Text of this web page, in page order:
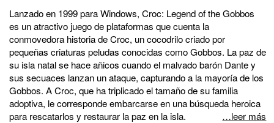
Lanzado en 1999 para Windows, Croc: Legend of the Gobbos
es un atractivo juego de plataformas que cuenta la
conmovedora historia de Croc, un cocodrilo criado por
pequeñas criaturas peludas conocidas como Gobbos. La paz de
su isla natal se hace añicos cuando el malvado barón Dante y
sus secuaces lanzan un ataque, capturando a la mayoría de los
Gobbos. A Croc, que ha triplicado el tamaño de su familia
adoptiva, le corresponde embarcarse en una búsqueda heroica
para rescatarlos y restaurar la paz en la isla.
…leer más